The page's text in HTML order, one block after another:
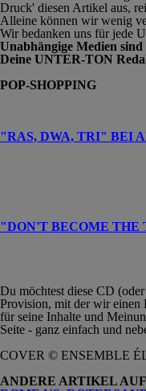
Druck' diesen Artikel aus,
Alleine können wir wenig
Wir bedanken uns für jede
Unabhängige Medien
Deine UNTER-TON
POP-SHOPPING
"RAS, DWA, TRI" BEI
"DON'T BECOME THE
Du möchtest diese CD
Provision, mit der wir einen
für seine Inhalte und
Seite - ganz einfach und
COVER © ENSEMBLE
ANDERE ARTIKEL